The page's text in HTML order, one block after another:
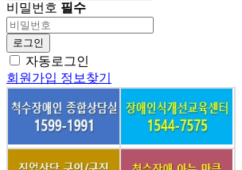
비밀번호 필수
로그인
자동로그인
회원가입 정보찾기